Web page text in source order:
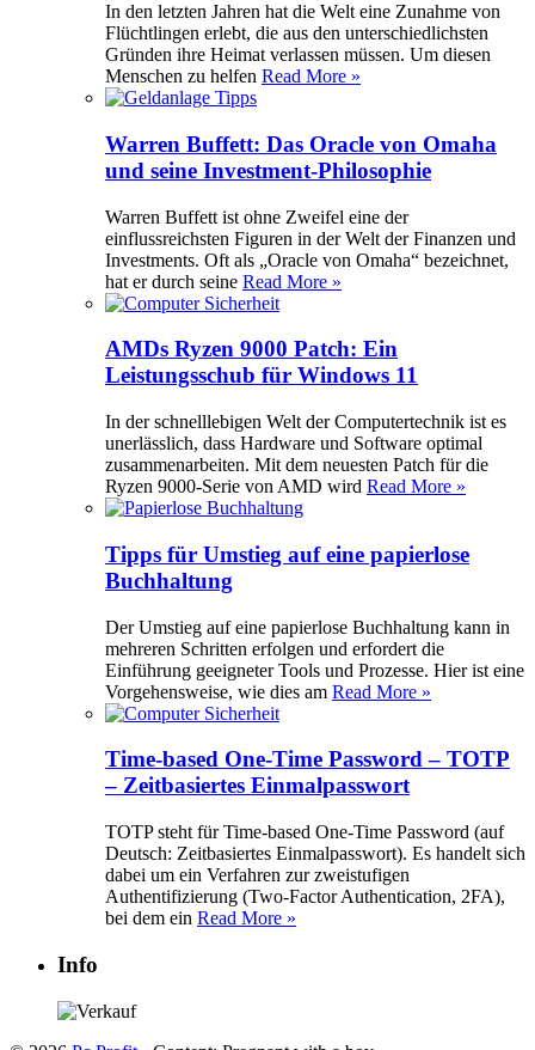
In den letzten Jahren hat die Welt eine Zunahme von
Flüchtlingen erlebt, die aus den unterschiedlichsten
Gründen ihre Heimat verlassen müssen. Um diesen
Menschen zu helfen Read More »
Warren Buffett: Das Oracle von Omaha
und seine Investment-Philosophie
Warren Buffett ist ohne Zweifel eine der
einflussreichsten Figuren in der Welt der Finanzen und
Investments. Oft als „Oracle von Omaha“ bezeichnet,
hat er durch seine Read More »
AMDs Ryzen 9000 Patch: Ein
Leistungsschub für Windows 11
In der schnelllebigen Welt der Computertechnik ist es
unerlässlich, dass Hardware und Software optimal
zusammenarbeiten. Mit dem neuesten Patch für die
Ryzen 9000-Serie von AMD wird Read More »
Tipps für Umstieg auf eine papierlose
Buchhaltung
Der Umstieg auf eine papierlose Buchhaltung kann in
mehreren Schritten erfolgen und erfordert die
Einführung geeigneter Tools und Prozesse. Hier ist eine
Vorgehensweise, wie dies am Read More »
Time-based One-Time Password – TOTP
– Zeitbasiertes Einmalpasswort
TOTP steht für Time-based One-Time Password (auf
Deutsch: Zeitbasiertes Einmalpasswort). Es handelt sich
dabei um ein Verfahren zur zweistufigen
Authentifizierung (Two-Factor Authentication, 2FA),
bei dem ein Read More »
Info